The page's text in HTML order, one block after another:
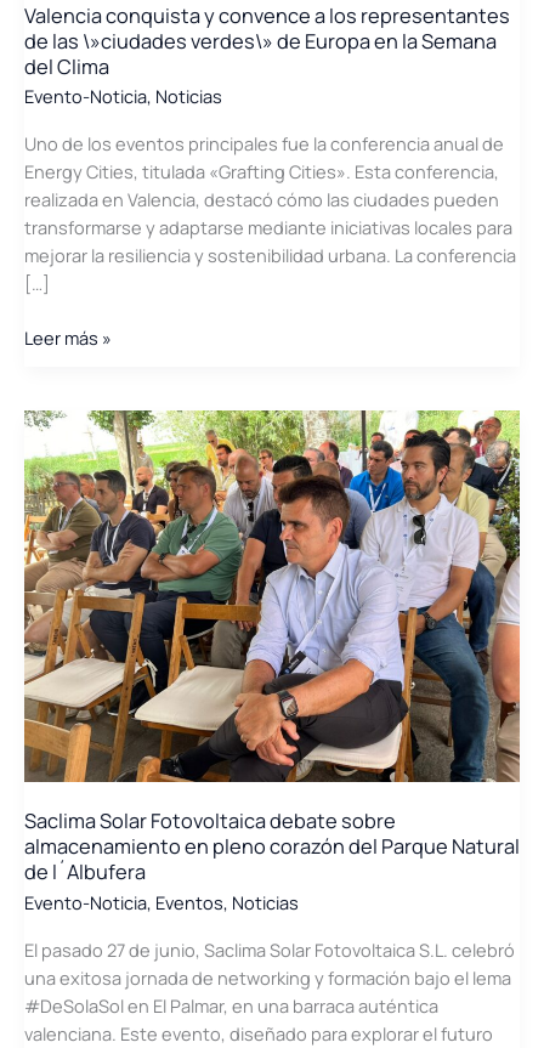
Valencia conquista y convence a los representantes
de las \»ciudades verdes\» de Europa en la Semana
del Clima
Evento-Noticia, Noticias
Uno de los eventos principales fue la conferencia anual de
Energy Cities, titulada «Grafting Cities». Esta conferencia,
realizada en Valencia, destacó cómo las ciudades pueden
transformarse y adaptarse mediante iniciativas locales para
mejorar la resiliencia y sostenibilidad urbana. La conferencia
[…]
Valencia
convence
los
representantes
de
las
\»ciudades
verdes\»
de
Europa
en
la
Semana
del
Clima
Leer más »
Saclima Solar Fotovoltaica debate sobre
almacenamiento en pleno corazón del Parque Natural
de l´Albufera
Evento-Noticia, Eventos, Noticias
El pasado 27 de junio, Saclima Solar Fotovoltaica S.L. celebró
una exitosa jornada de networking y formación bajo el lema
#DeSolaSol en El Palmar, en una barraca auténtica
valenciana. Este evento, diseñado para explorar el futuro